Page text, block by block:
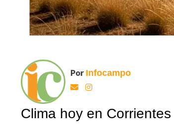
Por Infocampo
Clima hoy en Corrientes